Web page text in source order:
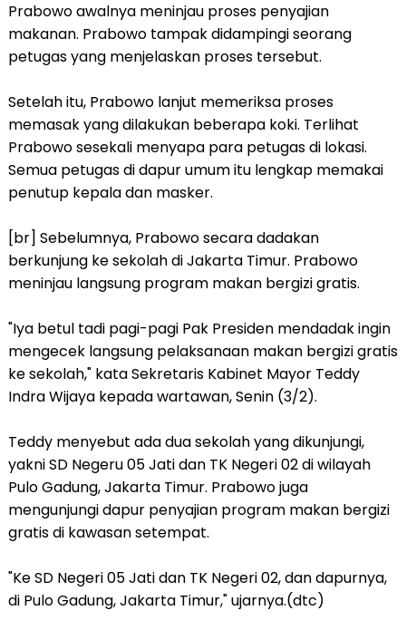
Prabowo awalnya meninjau proses penyajian
makanan. Prabowo tampak didampingi seorang
petugas yang menjelaskan proses tersebut.
Setelah itu, Prabowo lanjut memeriksa proses
memasak yang dilakukan beberapa koki. Terlihat
Prabowo sesekali menyapa para petugas di lokasi.
Semua petugas di dapur umum itu lengkap memakai
penutup kepala dan masker.
[br] Sebelumnya, Prabowo secara dadakan
berkunjung ke sekolah di Jakarta Timur. Prabowo
meninjau langsung program makan bergizi gratis.
"Iya betul tadi pagi-pagi Pak Presiden mendadak ingin
mengecek langsung pelaksanaan makan bergizi gratis
ke sekolah," kata Sekretaris Kabinet Mayor Teddy
Indra Wijaya kepada wartawan, Senin (3/2).
Teddy menyebut ada dua sekolah yang dikunjungi,
yakni SD Negeru 05 Jati dan TK Negeri 02 di wilayah
Pulo Gadung, Jakarta Timur. Prabowo juga
mengunjungi dapur penyajian program makan bergizi
gratis di kawasan setempat.
"Ke SD Negeri 05 Jati dan TK Negeri 02, dan dapurnya,
di Pulo Gadung, Jakarta Timur," ujarnya.(dtc)